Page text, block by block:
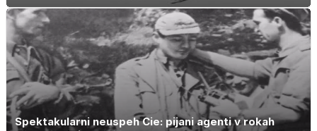
Spektakularni neuspeh Cie: pijani agenti v rokah